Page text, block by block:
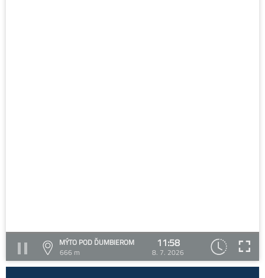
MÝTO POD ĎUMBIEROM
666 m
11:58
8. 7. 2026